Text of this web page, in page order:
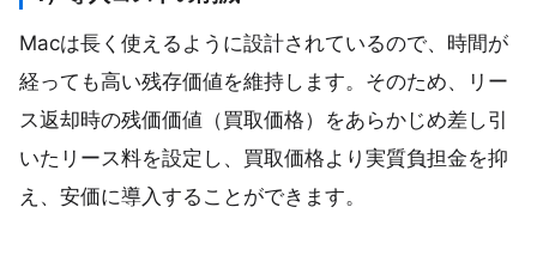
Macは長く使えるように設計されているので、時間が
経っても高い残存価値を維持します。そのため、リー
ス返却時の残価価値（買取価格）をあらかじめ差し引
いたリース料を設定し、買取価格より実質負担金を抑
え、安価に導入することができます。